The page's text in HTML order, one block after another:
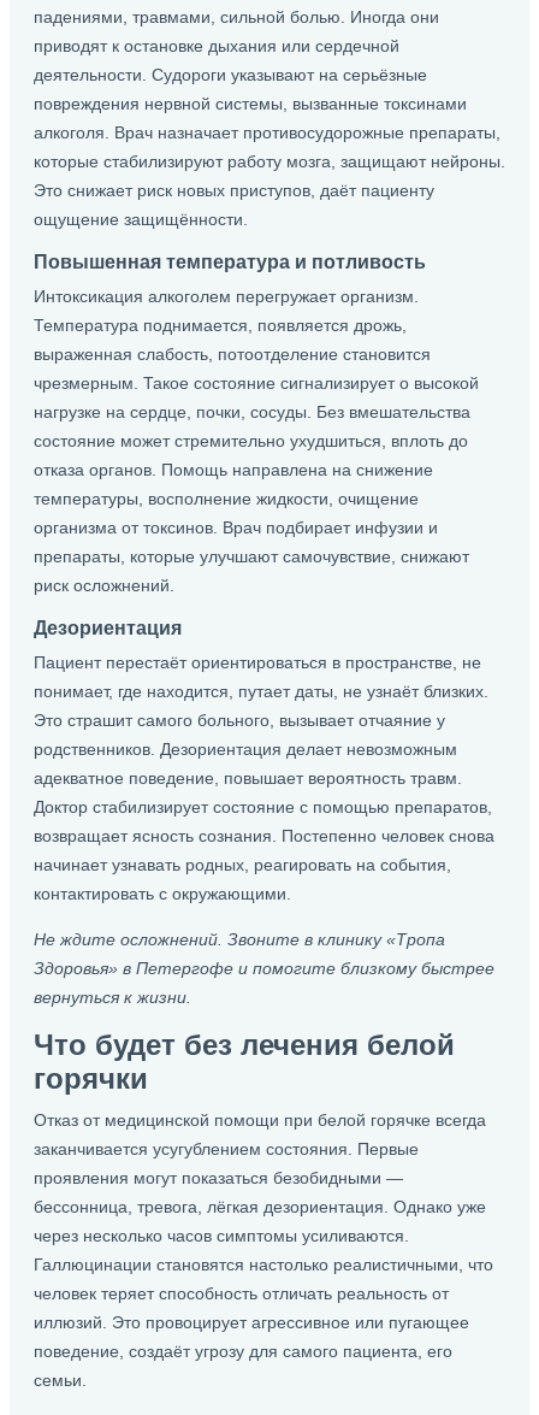
падениями, травмами, сильной болью. Иногда они
приводят к остановке дыхания или сердечной
деятельности. Судороги указывают на серьёзные
повреждения нервной системы, вызванные токсинами
алкоголя. Врач назначает противосудорожные препараты,
которые стабилизируют работу мозга, защищают нейроны.
Это снижает риск новых приступов, даёт пациенту
ощущение защищённости.
Повышенная температура и потливость
Интоксикация алкоголем перегружает организм.
Температура поднимается, появляется дрожь,
выраженная слабость, потоотделение становится
чрезмерным. Такое состояние сигнализирует о высокой
нагрузке на сердце, почки, сосуды. Без вмешательства
состояние может стремительно ухудшиться, вплоть до
отказа органов. Помощь направлена на снижение
температуры, восполнение жидкости, очищение
организма от токсинов. Врач подбирает инфузии и
препараты, которые улучшают самочувствие, снижают
риск осложнений.
Дезориентация
Пациент перестаёт ориентироваться в пространстве, не
понимает, где находится, путает даты, не узнаёт близких.
Это страшит самого больного, вызывает отчаяние у
родственников. Дезориентация делает невозможным
адекватное поведение, повышает вероятность травм.
Доктор стабилизирует состояние с помощью препаратов,
возвращает ясность сознания. Постепенно человек снова
начинает узнавать родных, реагировать на события,
контактировать с окружающими.
Не ждите осложнений. Звоните в клинику «Тропа
Здоровья» в Петергофе и помогите близкому быстрее
вернуться к жизни.
Что будет без лечения белой
горячки
Отказ от медицинской помощи при белой горячке всегда
заканчивается усугублением состояния. Первые
проявления могут показаться безобидными —
бессонница, тревога, лёгкая дезориентация. Однако уже
через несколько часов симптомы усиливаются.
Галлюцинации становятся настолько реалистичными, что
человек теряет способность отличать реальность от
иллюзий. Это провоцирует агрессивное или пугающее
поведение, создаёт угрозу для самого пациента, его
семьи.